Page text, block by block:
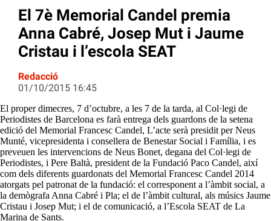
El 7è Memorial Candel premia
Anna Cabré, Josep Mut i Jaume
Cristau i l’escola SEAT
Redacció
01/10/2015 16:45
El proper dimecres, 7 d’octubre, a les 7 de la tarda, al Col·legi de
Periodistes de Barcelona es farà entrega dels guardons de la setena
edició del Memorial Francesc Candel, L’acte serà presidit per Neus
Munté, vicepresidenta i consellera de Benestar Social i Família, i es
preveuen les intervencions de Neus Bonet, degana del Col·legi de
Periodistes, i Pere Baltà, president de la Fundació Paco Candel, així
com dels diferents guardonats del Memorial Francesc Candel 2014
atorgats pel patronat de la fundació: el corresponent a l’àmbit social, a
la demògrafa Anna Cabré i Pla; el de l’àmbit cultural, als músics Jaume
Cristau i Josep Mut; i el de comunicació, a l’Escola SEAT de La
Marina de Sants.